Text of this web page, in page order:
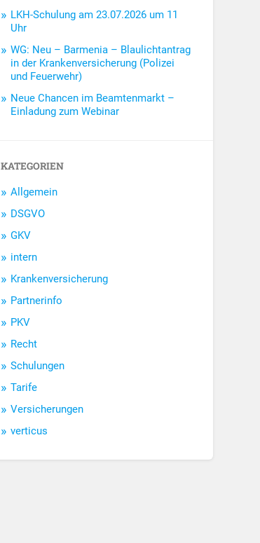
LKH-Schulung am 23.07.2026 um 11
Uhr
WG: Neu – Barmenia – Blaulichtantrag
in der Krankenversicherung (Polizei
und Feuerwehr)
Neue Chancen im Beamtenmarkt –
Einladung zum Webinar
KATEGORIEN
Allgemein
DSGVO
GKV
intern
Krankenversicherung
Partnerinfo
PKV
Recht
Schulungen
Tarife
Versicherungen
verticus